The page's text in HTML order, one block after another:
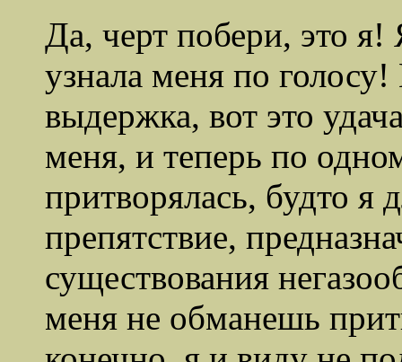
Да, черт побери, это
узнала меня по
выдержка, вот это
меня, и теперь по
притворялась, будто я
препятствие,
существования
меня не обманешь